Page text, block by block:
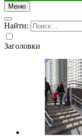
Меню
Найти:
Заголовки